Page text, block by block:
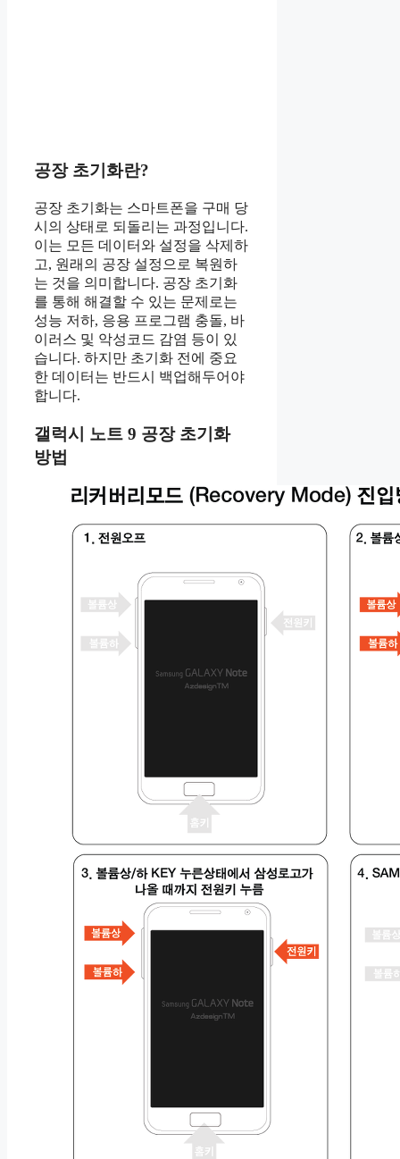
공장 초기화란?
공장 초기화는 스마트폰을 구매 당
시의 상태로 되돌리는 과정입니다.
이는 모든 데이터와 설정을 삭제하
고, 원래의 공장 설정으로 복원하
는 것을 의미합니다. 공장 초기화
를 통해 해결할 수 있는 문제로는
성능 저하, 응용 프로그램 충돌, 바
이러스 및 악성코드 감염 등이 있
습니다. 하지만 초기화 전에 중요
한 데이터는 반드시 백업해두어야
합니다.
갤럭시 노트 9 공장 초기화
방법